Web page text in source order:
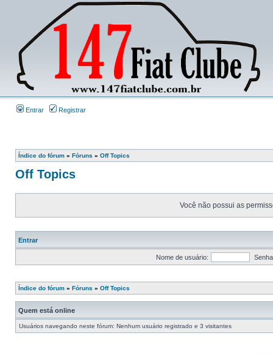
Entrar Registrar
Índice do fórum » Fóruns » Off Topics
Off Topics
Você não possui as
Entrar
Nome de usuário:
Índice do fórum » Fóruns » Off Topics
Quem está online
Usuários navegando neste fórum: Nenhum usuário registrado e 3 visitantes